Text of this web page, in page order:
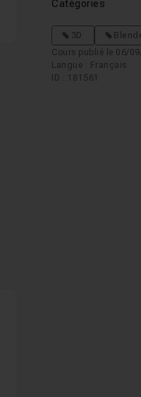
Catégories
3D
Cours publié le 06/
Langue : Français
ID : 181561